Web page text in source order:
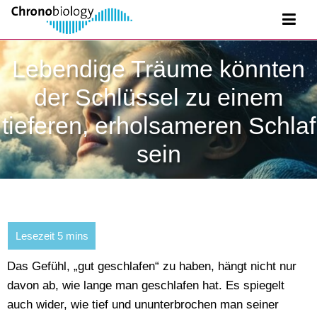
Lebendige Träume könnten
der Schlüssel zu einem
tieferen, erholsameren Schlaf
sein
Das Gefühl, „gut geschlafen“ zu haben, hängt nicht nur
davon ab, wie lange man geschlafen hat. Es spiegelt
auch wider, wie tief und ununterbrochen man seiner